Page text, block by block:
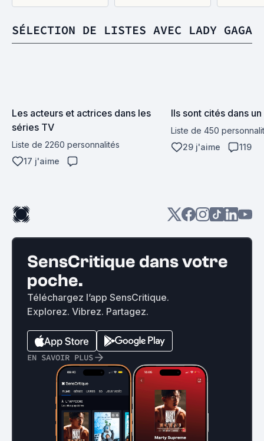
SÉLECTION DE LISTES AVEC LADY GAGA
Les acteurs et actrices dans les
séries TV
Liste de 2260 personnalités
17 j'aime
Ils sont cités dans
Liste de 450
29 j'aime
119
SensCritique dans votre
poche.
Téléchargez l’app SensCritique.
Explorez. Vibrez. Partagez.
EN SAVOIR PLUS